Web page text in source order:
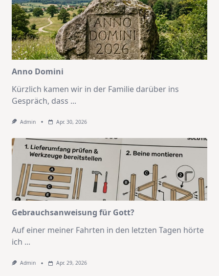
Anno Domini
Kürzlich kamen wir in der Familie darüber ins
Gespräch, dass ...
Admin Apr. 30, 2026
Gebrauchsanweisung für Gott?
Auf einer meiner Fahrten in den letzten Tagen hörte
ich ...
Admin Apr. 29, 2026